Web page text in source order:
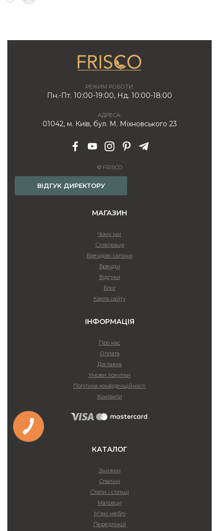
РЕЖИМ РОБОТИ:
Пн.-Пт. 10:00-19:00, Нд. 10:00-18:00
АДРЕСА:
01042, м. Київ, бул. М. Міхновського 23
© FRISCO
ВІДГУК ДИРЕКТОРУ
МАГАЗИН
Чому ми
Співпраця
Брендові салони
Бренди
Відгуки
Блог
Карта сайту
ІНФОРМАЦІЯ
Про нас
Оплата
Доставка
Умови покупки
Політика конфіденційності
Контакти
КАТАЛОГ
Знижки
Спальні
Столи і стільці
Матраци
М'які меблі
Передпокій